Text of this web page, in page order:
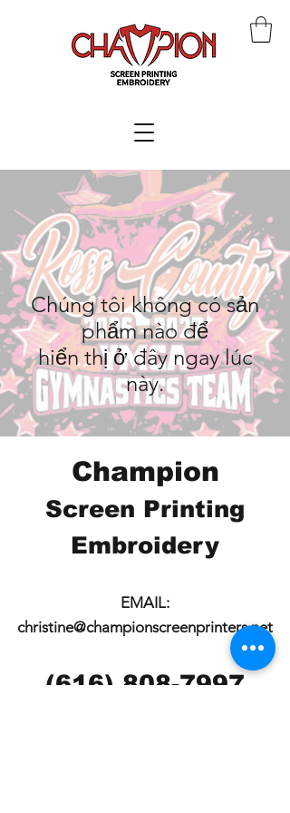
Chúng tôi không có sản
phẩm nào để
hiển thị ở đây ngay lúc
này.
Champion
Screen Printing
Embroidery
EMAIL:
christine@championscreenprinters.net
(616) 808-7997